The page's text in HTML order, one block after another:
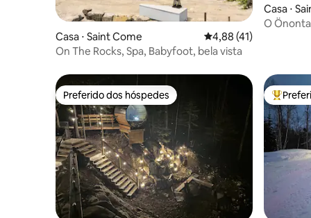
Casa ⋅ Saint Come 4,88 de uma avaliação
4,88 (41)
On The Rocks, Spa, Babyfoot, bela vista
Casa ⋅
O
Preferido dos hóspedes
Preferido dos hóspedes Entre